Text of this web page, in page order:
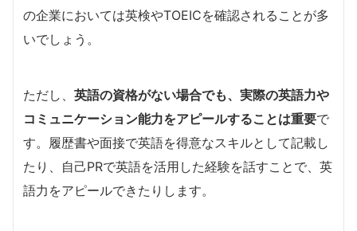
の企業においては英検やTOEICを確認されることが多
いでしょう。
ただし、 英語の資格がない場合でも、実際の英語力や
コミュニケーション能力をアピールすることは重要で
す。履歴書や面接で英語を得意なスキルとして記載し
たり、自己PRで英語を活用した経験を話すことで、英
語力をアピールできたりします。